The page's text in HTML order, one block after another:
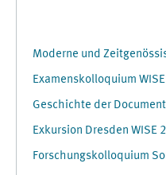
Moderne und
Examenskolloquium
Geschichte der
Exkursion Dresden WISE
Forschungskolloquium